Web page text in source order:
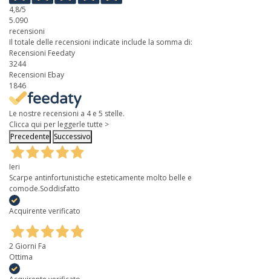
4,8/5
5.090
recensioni
Il totale delle recensioni indicate include la somma di:
Recensioni Feedaty
3244
Recensioni Ebay
1846
Le nostre recensioni a 4 e 5 stelle.
Clicca qui per leggerle tutte >
Precedente Successivo
Ieri
Scarpe antinfortunistiche esteticamente molto belle e
comode.Soddisfatto
Acquirente verificato
2 Giorni Fa
Ottima